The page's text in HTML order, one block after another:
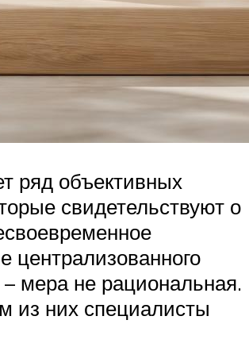
ряд объективных
свидетельствуют о
централизованного
мера не рациональная.
из них специалисты